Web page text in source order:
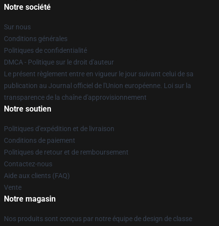
Notre société
Sur nous
Conditions générales
Politiques de confidentialité
DMCA - Politique sur le droit d'auteur
Le présent règlement entre en vigueur le jour suivant celui de sa
publication au Journal officiel de l'Union européenne. Loi sur la
transparence de la chaîne d'approvisionnement
Notre soutien
Politiques d'expédition et de livraison
Conditions de paiement
Politiques de retour et de remboursement
Contactez-nous
Aide aux clients (FAQ)
Vente
Notre magasin
Nos produits sont conçus par notre équipe de design de classe